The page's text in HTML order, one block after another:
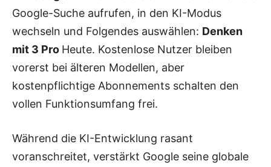
Google-Suche aufrufen, in den KI-Modus
wechseln und Folgendes auswählen: Denken
mit 3 Pro Heute. Kostenlose Nutzer bleiben
vorerst bei älteren Modellen, aber
kostenpflichtige Abonnements schalten den
vollen Funktionsumfang frei.
Während die KI-Entwicklung rasant
voranschreitet, verstärkt Google seine globale